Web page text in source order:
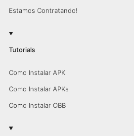
Estamos Contratando!
Tutorials
Como Instalar APK
Como Instalar APKs
Como Instalar OBB